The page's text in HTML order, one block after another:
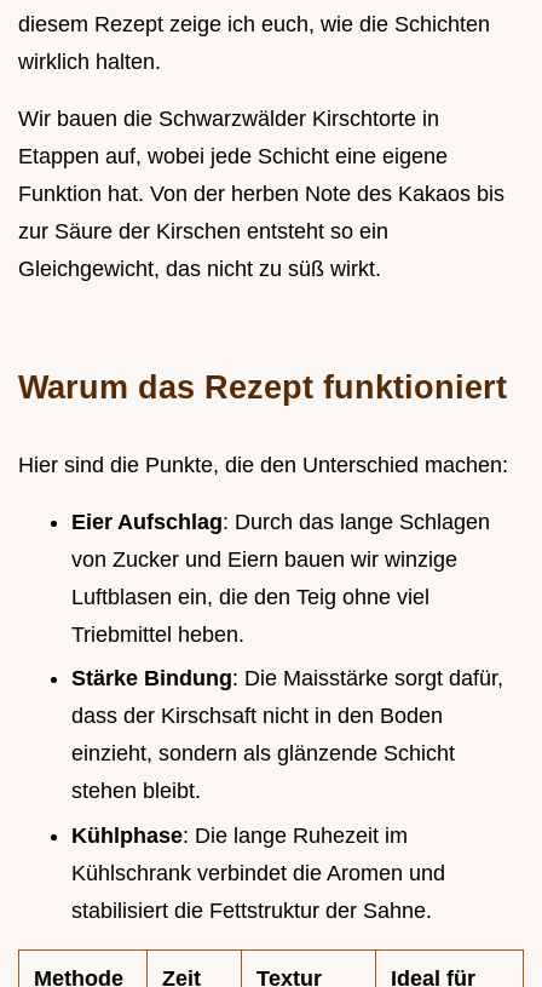
diesem Rezept zeige ich euch, wie die Schichten
wirklich halten.
Wir bauen die Schwarzwälder Kirschtorte in
Etappen auf, wobei jede Schicht eine eigene
Funktion hat. Von der herben Note des Kakaos bis
zur Säure der Kirschen entsteht so ein
Gleichgewicht, das nicht zu süß wirkt.
Warum das Rezept funktioniert
Hier sind die Punkte, die den Unterschied machen:
Eier Aufschlag: Durch das lange Schlagen
von Zucker und Eiern bauen wir winzige
Luftblasen ein, die den Teig ohne viel
Triebmittel heben.
Stärke Bindung: Die Maisstärke sorgt dafür,
dass der Kirschsaft nicht in den Boden
einzieht, sondern als glänzende Schicht
stehen bleibt.
Kühlphase: Die lange Ruhezeit im
Kühlschrank verbindet die Aromen und
stabilisiert die Fettstruktur der Sahne.
Methode Zeit Textur Ideal für